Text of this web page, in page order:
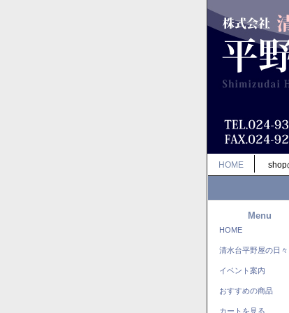
HOME shop
Menu
HOME
清水台平野屋の日々
イベント案内
おすすめの商品
カートを見る